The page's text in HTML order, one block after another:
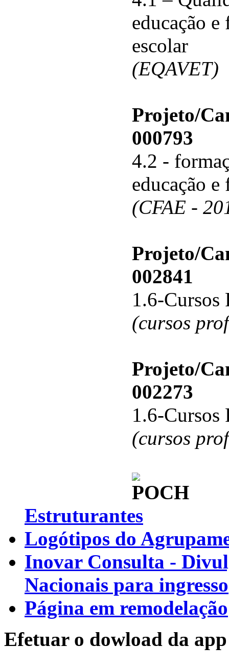
educação e
escolar
(EQAVET)
Projeto/
000793
4.2 -
educação e
(CFAE -
Projeto/
002841
1.6-Cursos
(cursos
Projeto/
002273
1.6-Cursos
(cursos
Estruturantes
Logótipos do
Inovar Consulta -
Nacionais para ingresso
Página em remodelação
Efetuar o dowload da